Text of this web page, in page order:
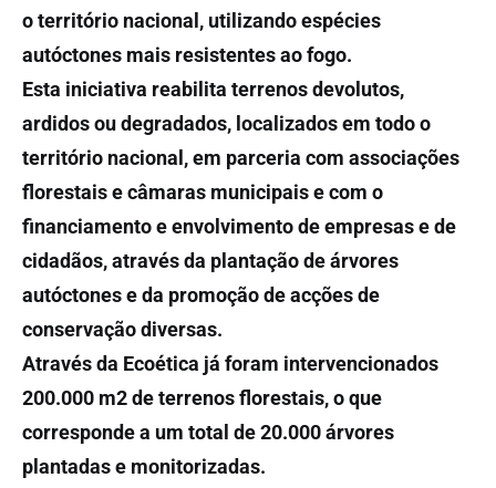
o território nacional, utilizando espécies
autóctones mais resistentes ao fogo.
Esta iniciativa reabilita terrenos devolutos,
ardidos ou degradados, localizados em todo o
território nacional, em parceria com associações
florestais e câmaras municipais e com o
financiamento e envolvimento de empresas e de
cidadãos, através da plantação de árvores
autóctones e da promoção de acções de
conservação diversas.
Através da Ecoética já foram intervencionados
200.000 m2 de terrenos florestais, o que
corresponde a um total de 20.000 árvores
plantadas e monitorizadas.